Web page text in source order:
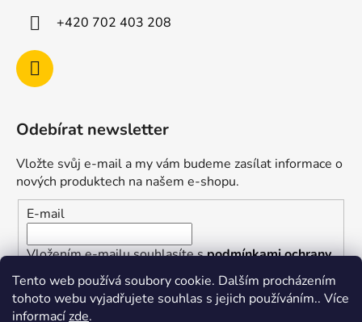
Tento web používá soubory cookie. Dalším procházením
tohoto webu vyjadřujete souhlas s jejich používáním.. Více
informacízde.
+420 702 403 208
Odebírat newsletter
Vložte svůj e-mail a my vám budeme zasílat informace o
nových produktech na našem e-shopu.
E-mail
Vložením e-mailu souhlasíte spodmínkami ochrany
osobních údajů
PŘIHLÁSIT SE